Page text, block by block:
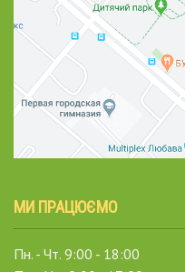
МИ ПРАЦЮЄМО
Пн. - Чт. 9:00 - 18:00